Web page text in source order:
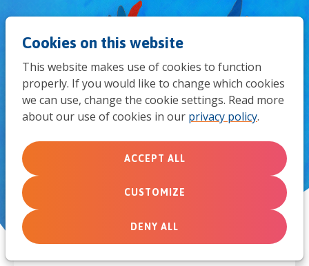
Cookies on this website
This website makes use of cookies to function
properly. If you would like to change which cookies
we can use, change the cookie settings. Read more
about our use of cookies in our privacy policy.
ACCEPT ALL
CUSTOMIZE
DENY ALL
Landelijke startdienst Week
van gebed voor eenheid 2026
Saturday, January 17, 2026 from 7:00 PM to 9:30 PM